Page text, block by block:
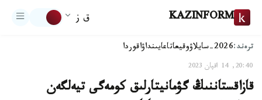
KAZINFORM ق ز
ترەند:2026-سايلاۋ وقيعاتاعايىنداۋاقوردا
20:40, 14 اقپان 2023
قازاقستاننىڭ گۋمانيتارلىق كومەگى تيەلگەن